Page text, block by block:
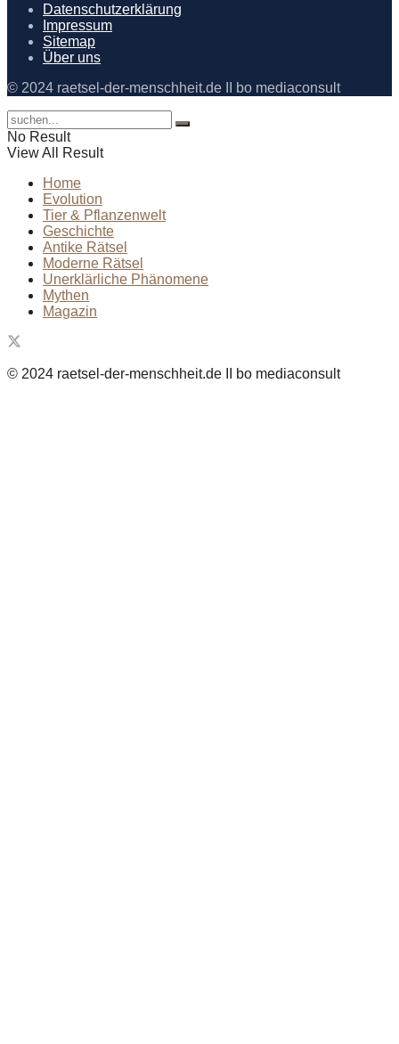
Datenschutzerklärung
Impressum
Sitemap
Über uns
© 2024 raetsel-der-menschheit.de II bo mediaconsult
No Result
View All Result
Home
Evolution
Tier & Pflanzenwelt
Geschichte
Antike Rätsel
Moderne Rätsel
Unerklärliche Phänomene
Mythen
Magazin
© 2024 raetsel-der-menschheit.de II bo mediaconsult